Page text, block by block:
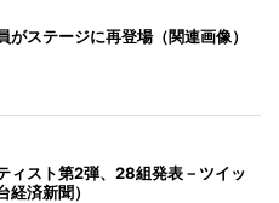
がステージに再登場（関連画像）
ィスト第2弾、28組発表－ツイッ
経済新聞）